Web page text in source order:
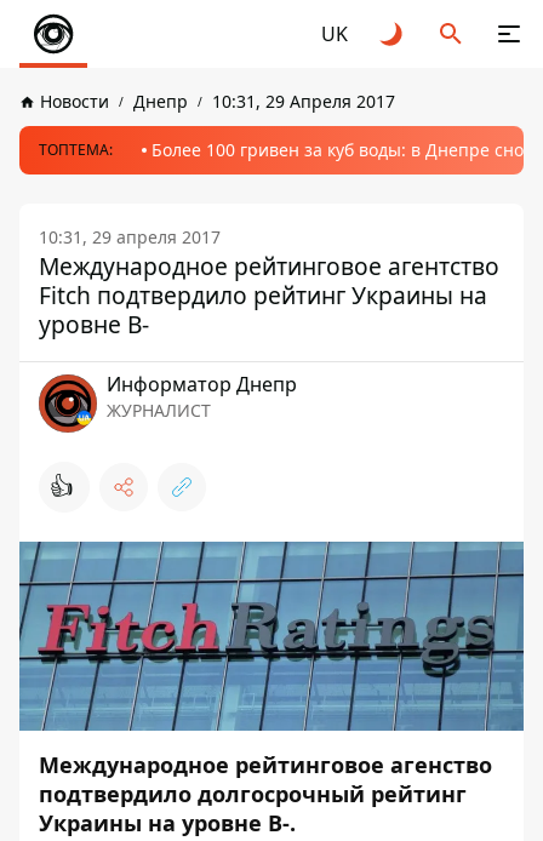
UK
Новости Днепр 10:31, 29 Апреля 2017
ТОПТЕМА: Более 100 гривен за куб воды: в Днепре
10:31, 29 апреля 2017
Международное рейтинговое агентство
Fitch подтвердило рейтинг Украины на
уровне В-
Информатор Днепр
ЖУРНАЛИСТ
👍
Международное рейтинговое агенство
подтвердило долгосрочный рейтинг
Украины на уровне В-.